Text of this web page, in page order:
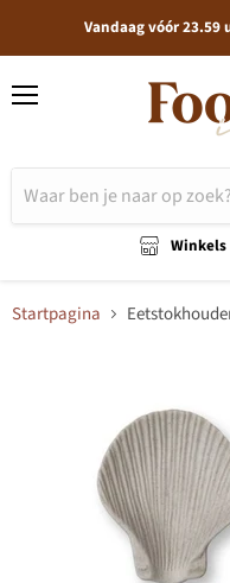
Vandaag vóór 23.59
Winkels
Startpagina